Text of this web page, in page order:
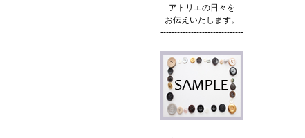
アトリエの日々を
お伝えいたします。
------------------------------